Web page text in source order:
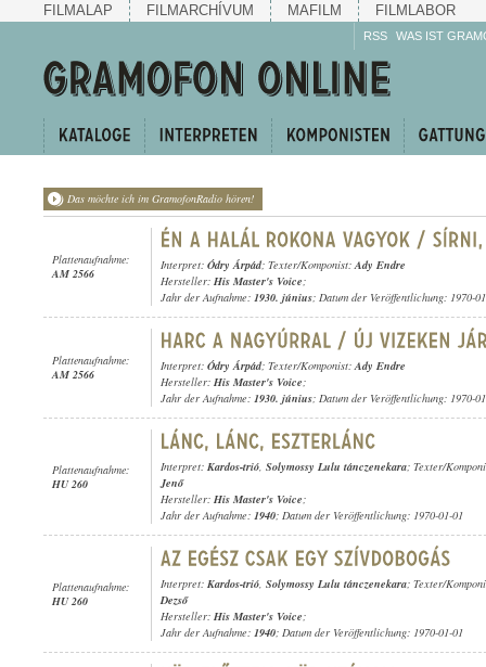
FILMALAP FILMARCHÍVUM MAFILM FILMLABOR
RSS WAS IST
Das möchte ich im GramofonRadio hören!
Plattenaufnahme:
AM 2566
Interpret: Ódry Árpád; Texter/Komponist:Ady Endre
Hersteller: His Master's Voice;
Jahr der Aufnahme: 1930. június; Datum der Veröffentlichung: 1970-
Plattenaufnahme:
AM 2566
Interpret: Ódry Árpád; Texter/Komponist:Ady Endre
Hersteller: His Master's Voice;
Jahr der Aufnahme: 1930. június; Datum der Veröffentlichung: 1970-
Plattenaufnahme:
HU 260
Interpret: Kardos-trió, Solymossy Lulu tánczenekara; Texter/
Jenő
Hersteller: His Master's Voice;
Jahr der Aufnahme: 1940; Datum der Veröffentlichung: 1970-01-01
Plattenaufnahme:
HU 260
Interpret: Kardos-trió, Solymossy Lulu tánczenekara; Texter/
Dezső
Hersteller: His Master's Voice;
Jahr der Aufnahme: 1940; Datum der Veröffentlichung: 1970-01-01